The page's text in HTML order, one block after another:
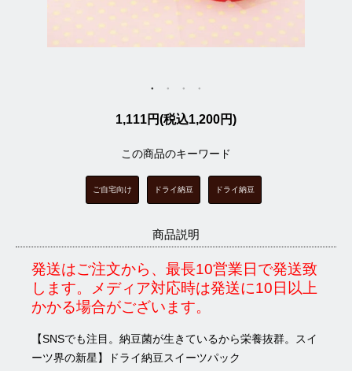
1,111円(税込1,200円)
この商品のキーワード
ご自宅向け ドライ納豆 ドライ納豆
商品説明
発送はご注文から、最長10営業日で発送致
します。メディア対応時は発送に10日以上
かかる場合がございます。
【SNSでも注目。納豆菌が生きているから栄養抜群。スイ
ーツ界の新星】ドライ納豆スイーツパック